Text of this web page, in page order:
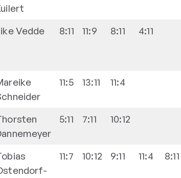
Vedde 8:11 11:9 8:11 4:11
11:5 13:11 11:4
5:11 7:11 10:12
11:7 10:12 9:11 11:4 8:11